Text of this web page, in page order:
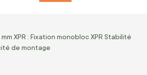
XPR : Fixation monobloc XPR Stabilité
de montage